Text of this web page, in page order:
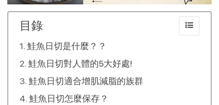
目錄
鮭魚日切是什麼？？
鮭魚日切對人體的5大好處!
鮭魚日切適合增肌減脂的族群
鮭魚日切怎麼保存？